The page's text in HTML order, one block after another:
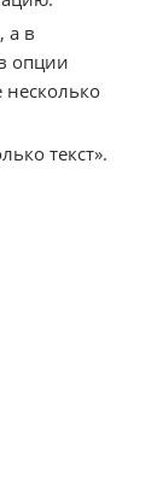
а в
опции
текст».